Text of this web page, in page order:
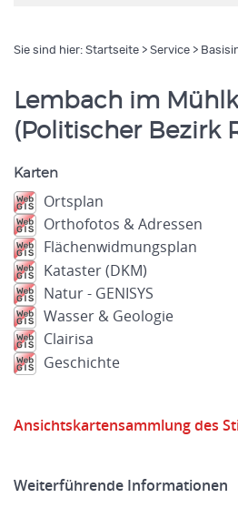
Sie sind hier: Startseite > Service >
Lembach im
(Politischer Bezirk
Karten
Ortsplan
Orthofotos & Adressen
Flächenwidmungsplan
Kataster (DKM)
Natur - GENISYS
Wasser & Geologie
Clairisa
Geschichte
Ansichtskartensammlung des
Weiterführende Informationen